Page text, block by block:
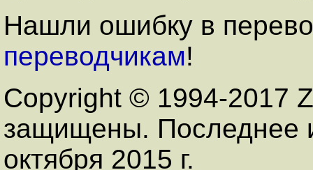
Нашли ошибку в
переводчикам!
Copyright © 1994-2017
защищены. Последнее
октября 2015 г.